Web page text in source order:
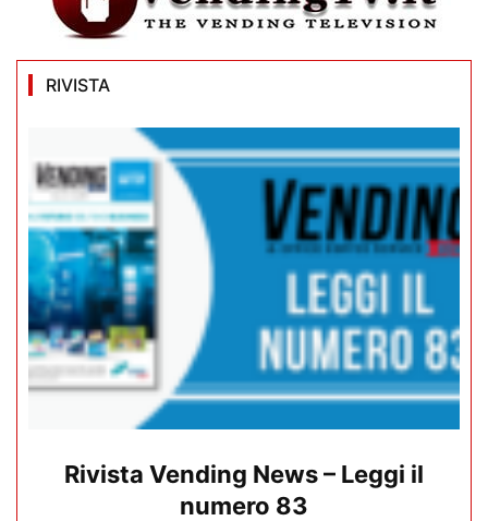
RIVISTA
Rivista Vending News – Leggi il
numero 83